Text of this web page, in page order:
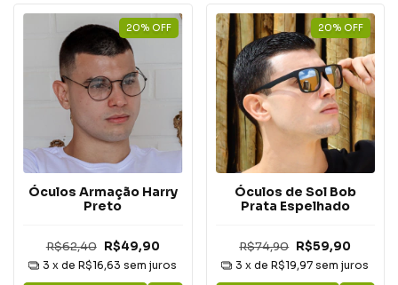
20% OFF
Óculos Armação Harry
Preto
R$62,40 R$49,90
3 x deR$16,63 sem juros
20% OFF
Óculos de Sol Bob
Prata Espelhado
R$74,90 R$59,90
3 x deR$19,97 sem juros